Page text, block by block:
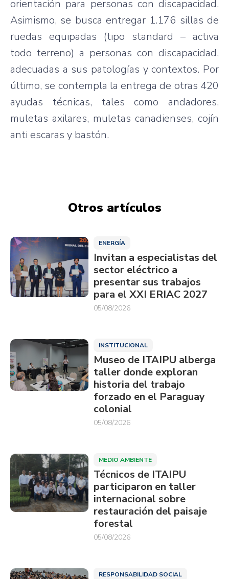
orientación para personas con discapacidad.
Asimismo, se busca entregar 1.176 sillas de
ruedas equipadas (tipo standard – activa
todo terreno) a personas con discapacidad,
adecuadas a sus patologías y contextos. Por
último, se contempla la entrega de otras 420
ayudas técnicas, tales como andadores,
muletas axilares, muletas canadienses, cojín
anti escaras y bastón.
Otros artículos
ENERGÍA
Invitan a especialistas del
sector eléctrico a
presentar sus trabajos
para el XXI ERIAC 2027
05/08/2026
INSTITUCIONAL
Museo de ITAIPU alberga
taller donde exploran
historia del trabajo
forzado en el Paraguay
colonial
05/08/2026
MEDIO AMBIENTE
Técnicos de ITAIPU
participaron en taller
internacional sobre
restauración del paisaje
forestal
05/08/2026
RESPONSABILIDAD SOCIAL